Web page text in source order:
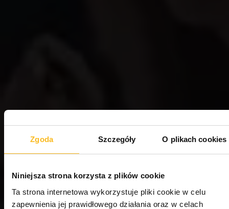
Zgoda Szczegóły O plikach cookies
Niniejsza strona korzysta z plików cookie
Ta strona internetowa wykorzystuje pliki cookie w celu
zapewnienia jej prawidłowego działania oraz w celach